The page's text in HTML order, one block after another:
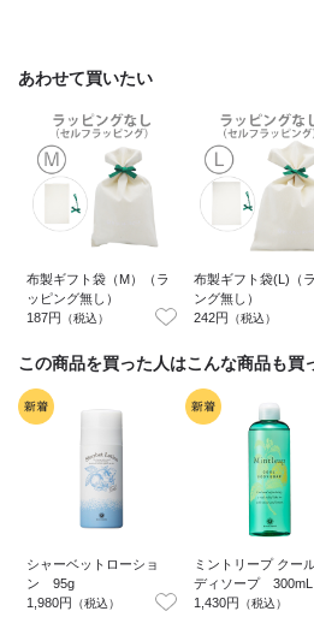
あわせて買いたい
布製ギフト袋（M）（ラ
ッピング無し）
187円 （税込）
布製ギフト袋(L)（
ング無し）
242円
（税込）
この商品を買った人はこんな商品も買
シャーベットローショ
ン 95g
1,980円
（税込）
ミントリープ クー
ディソープ 300mL
1,430円
（税込）